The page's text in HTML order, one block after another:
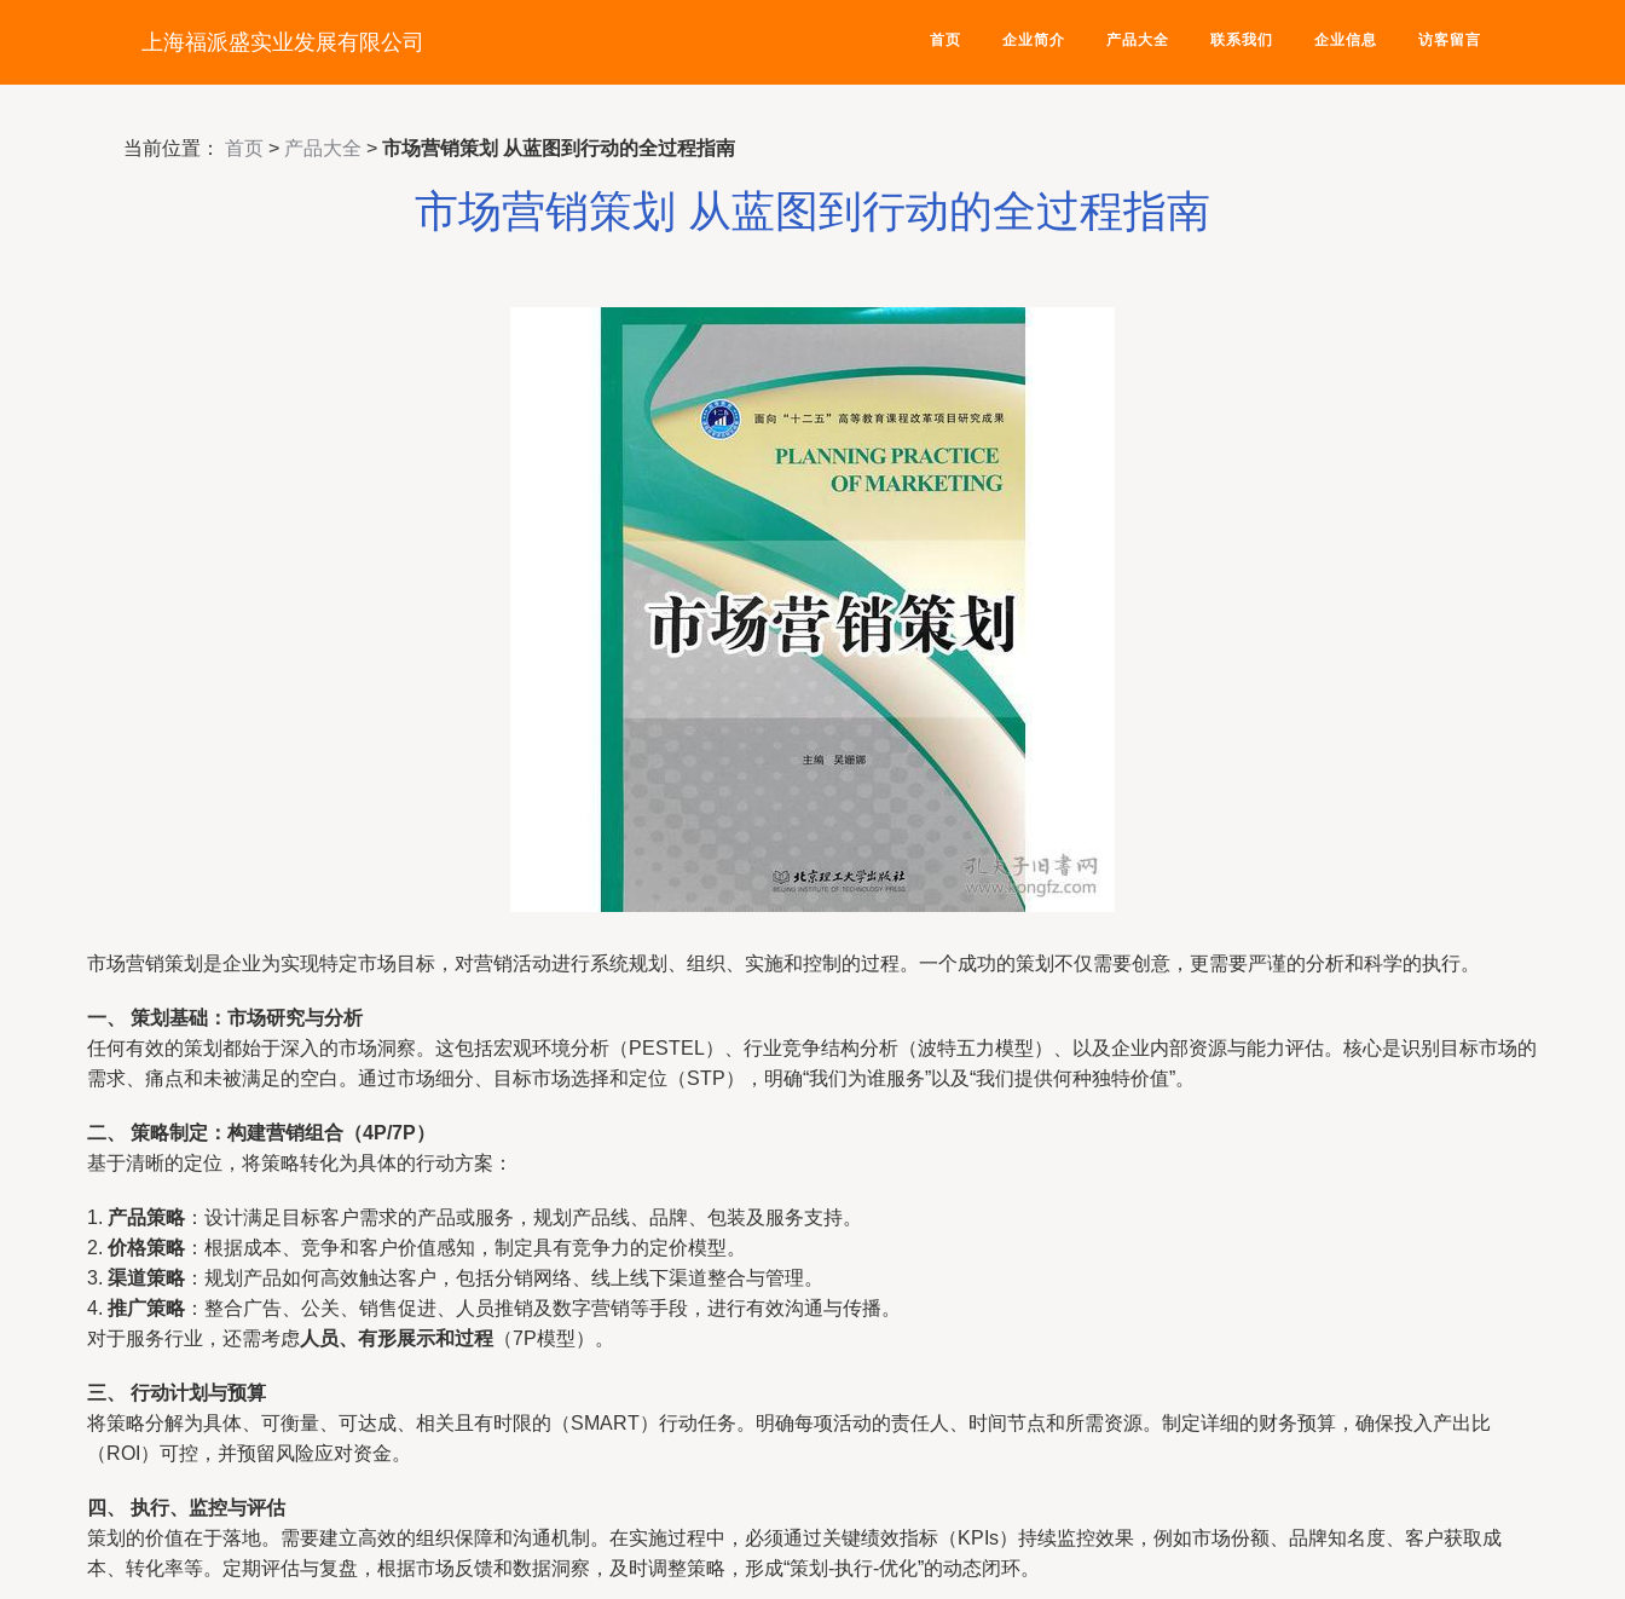
上海福派盛实业发展有限公司 首页 企业简介 产品大全 联系我们 企业信息 访客留言
当前位置： 首页 > 产品大全 > 市场营销策划 从蓝图到行动的全过程指南
市场营销策划 从蓝图到行动的全过程指南
市场营销策划是企业为实现特定市场目标，对营销活动进行系统规划、组织、实施和控制的过程。一个成功的策划不仅需要创意，更需要严谨的分析和科学的执行。
一、 策划基础：市场研究与分析
任何有效的策划都始于深入的市场洞察。这包括宏观环境分析（PESTEL）、行业竞争结构分析（波特五力模型）、以及企业内部资源与能力评估。核心是识别目标市场的
需求、痛点和未被满足的空白。通过市场细分、目标市场选择和定位（STP），明确“我们为谁服务”以及“我们提供何种独特价值”。
二、 策略制定：构建营销组合（4P/7P）
基于清晰的定位，将策略转化为具体的行动方案：
1. 产品策略 ：设计满足目标客户需求的产品或服务，规划产品线、品牌、包装及服务支持。
2. 价格策略 ：根据成本、竞争和客户价值感知，制定具有竞争力的定价模型。
3. 渠道策略 ：规划产品如何高效触达客户，包括分销网络、线上线下渠道整合与管理。
4. 推广策略 ：整合广告、公关、销售促进、人员推销及数字营销等手段，进行有效沟通与传播。
对于服务行业，还需考虑 人员、有形展示和过程 （7P模型）。
三、 行动计划与预算
将策略分解为具体、可衡量、可达成、相关且有时限的（SMART）行动任务。明确每项活动的责任人、时间节点和所需资源。制定详细的财务预算，确保投入产出比
（ROI）可控，并预留风险应对资金。
四、 执行、监控与评估
策划的价值在于落地。需要建立高效的组织保障和沟通机制。在实施过程中，必须通过关键绩效指标（KPIs）持续监控效果，例如市场份额、品牌知名度、客户获取成
本、转化率等。定期评估与复盘，根据市场反馈和数据洞察，及时调整策略，形成“策划-执行-优化”的动态闭环。